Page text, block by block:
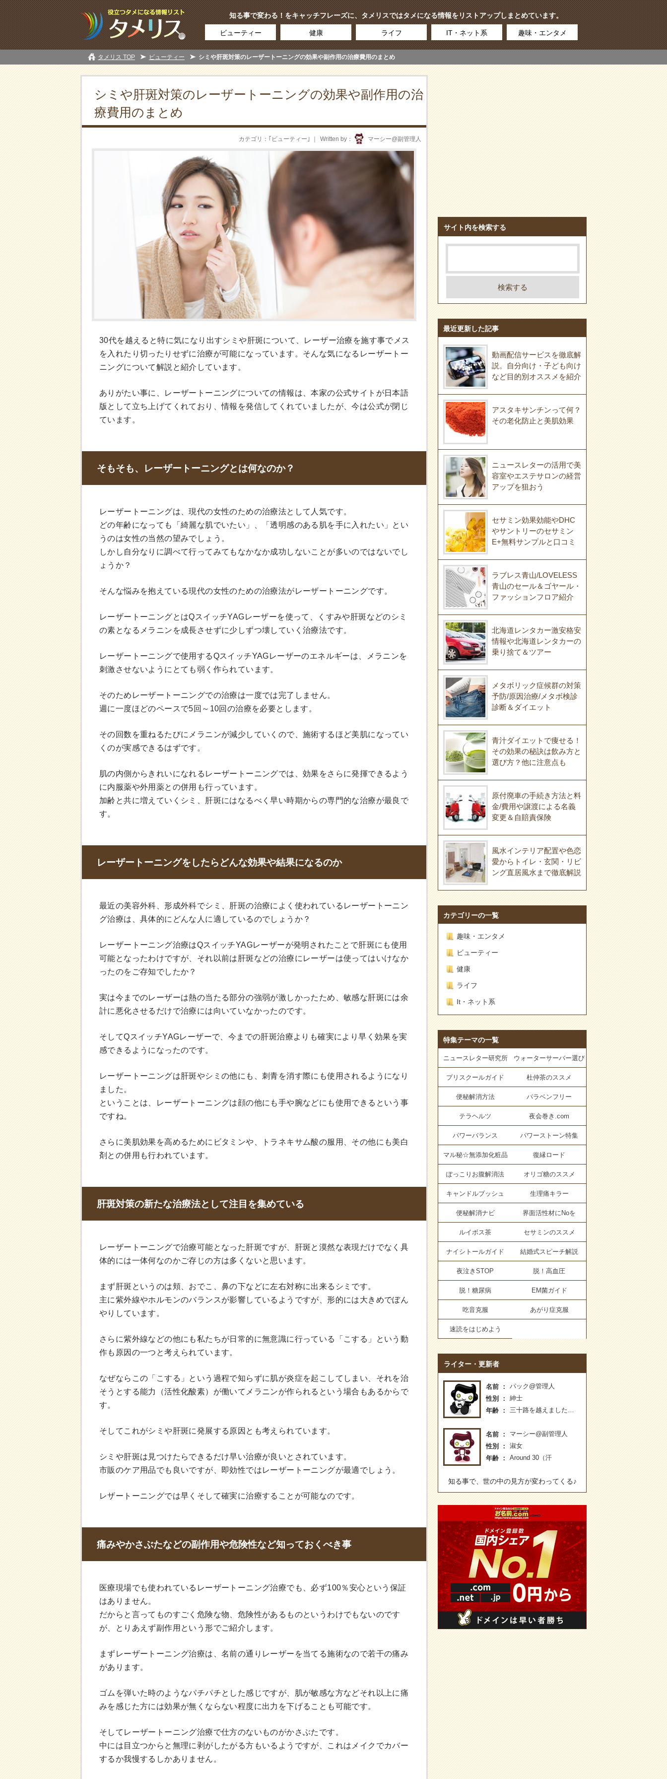
知る事で変わる！をキャッチフレーズに、タメリスではタメになる情報をリストアップしまとめています。
ビューティー 健康 ライフ IT・ネット系 趣味・エンタメ
タメリス TOP ビューティー シミや肝斑対策のレーザートーニングの効果や副作用の治療費用のまとめ
シミや肝斑対策のレーザートーニングの効果や副作用の治
療費用のまとめ
Written by マーシー@副管理人
カテゴリ ｢ ビューティー ｣
30代を越えると特に気になり出すシミや肝斑について、レーザー治療を施す事でメス
を入れたり切ったりせずに治療が可能になっています。そんな気になるレーザートー
ニングについて解説と紹介しています。
ありがたい事に、レーザートーニングについての情報は、本家の公式サイトが日本語
版として立ち上げてくれており、情報を発信してくれていましたが、今は公式が閉じ
ています。
そもそも、レーザートーニングとは何なのか？
レーザートーニングは、現代の女性のための治療法として人気です。
どの年齢になっても「綺麗な肌でいたい」、「透明感のある肌を手に入れたい」とい
うのは女性の当然の望みでしょう。
しかし自分なりに調べて行ってみてもなかなか成功しないことが多いのではないでし
ょうか？
そんな悩みを抱えている現代の女性のための治療法がレーザートーニングです。
レーザートーニングとはQスイッチYAGレーザーを使って、くすみや肝斑などのシミ
の素となるメラニンを成長させずに少しずつ壊していく治療法です。
レーザートーニングで使用するQスイッチYAGレーザーのエネルギーは、メラニンを
刺激させないようにとても弱く作られています。
そのためレーザートーニングでの治療は一度では完了しません。
週に一度ほどのペースで5回～10回の治療を必要とします。
その回数を重ねるたびにメラニンが減少していくので、施術するほど美肌になってい
くのが実感できるはずです。
肌の内側からきれいになれるレーザートーニングでは、効果をさらに発揮できるよう
に内服薬や外用薬との併用も行っています。
加齢と共に増えていくシミ、肝斑にはなるべく早い時期からの専門的な治療が最良で
す。
レーザートーニングをしたらどんな効果や結果になるのか
最近の美容外科、形成外科でシミ、肝斑の治療によく使われているレーザートーニン
グ治療は、具体的にどんな人に適しているのでしょうか？
レーザートーニング治療はQスイッチYAGレーザーが発明されたことで肝斑にも使用
可能となったわけですが、それ以前は肝斑などの治療にレーザーは使ってはいけなか
ったのをご存知でしたか？
実は今までのレーザーは熱の当たる部分の強弱が激しかったため、敏感な肝斑には余
計に悪化させるだけで治療には向いていなかったのです。
そしてQスイッチYAGレーザーで、今までの肝斑治療よりも確実により早く効果を実
感できるようになったのです。
レーザートーニングは肝斑やシミの他にも、刺青を消す際にも使用されるようになり
ました。
ということは、レーザートーニングは顔の他にも手や腕などにも使用できるという事
ですね。
さらに美肌効果を高めるためにビタミンや、トラネキサム酸の服用、その他にも美白
剤との併用も行われています。
肝斑対策の新たな治療法として注目を集めている
レーザートーニングで治療可能となった肝斑ですが、肝斑と漠然な表現だけでなく具
体的には一体何なのかご存じの方は多くないと思います。
まず肝斑というのは頬、おでこ、鼻の下などに左右対称に出来るシミです。
主に紫外線やホルモンのバランスが影響しているようですが、形的には大きめでぼん
やりしています。
さらに紫外線などの他にも私たちが日常的に無意識に行っている「こする」という動
作も原因の一つと考えられています。
なぜならこの「こする」という過程で知らずに肌が炎症を起こしてしまい、それを治
そうとする能力（活性化酸素）が働いてメラニンが作られるという場合もあるからで
す。
そしてこれがシミや肝斑に発展する原因とも考えられています。
シミや肝斑は見つけたらできるだけ早い治療が良いとされています。
市販のケア用品でも良いですが、即効性ではレーザートーニングが最適でしょう。
レザートーニングでは早くそして確実に治療することが可能なのです。
痛みやかさぶたなどの副作用や危険性など知っておくべき事
医療現場でも使われているレーザートーニング治療でも、必ず100％安心という保証
はありません。
だからと言ってものすごく危険な物、危険性があるものというわけでもないのです
が、とりあえず副作用という形でご紹介します。
まずレーザートーニング治療は、名前の通りレーザーを当てる施術なので若干の痛み
があります。
ゴムを弾いた時のようなパチパチとした感じですが、肌が敏感な方などそれ以上に痛
みを感じた方には効果が無くならない程度に出力を下げることも可能です。
そしてレーザートーニング治療で仕方のないものがかさぶたです。
中には目立つからと無理に剥がしたがる方もいるようですが、これはメイクでカバー
するか我慢するしかありません。
サイト内を検索する
最近更新した記事
動画配信サービスを徹底解
説。自分向け・子ども向け
など目的別オススメを紹介
アスタキサンチンって何？
その老化防止と美肌効果
ニュースレターの活用で美
容室やエステサロンの経営
アップを狙おう
セサミン効果効能やDHC
やサントリーのセサミン
E+無料サンプルと口コミ
ラブレス青山/LOVELESS
青山のセール＆ゴヤール・
ファッションフロア紹介
北海道レンタカー激安格安
情報や北海道レンタカーの
乗り捨て＆ツアー
メタボリック症候群の対策
予防/原因治療/メタボ検診
診断＆ダイエット
青汁ダイエットで痩せる！
その効果の秘訣は飲み方と
選び方？他に注意点も
原付廃車の手続き方法と料
金/費用や譲渡による名義
変更＆自賠責保険
風水インテリア配置や色恋
愛からトイレ・玄関・リビ
ング直居風水まで徹底解説
カテゴリーの一覧
趣味・エンタメ
ビューティー
健康
ライフ
It・ネット系
特集テーマの一覧
ニュースレター研究所 ウォーターサーバー選び
プリスクールガイド 杜仲茶のススメ
便秘解消方法 パラベンフリー
テラヘルツ 夜会巻き.com
パワーバランス パワーストーン特集
マル秘☆無添加化粧品 復縁ロード
ぽっこりお腹解消法 オリゴ糖のススメ
キャンドルブッシュ 生理痛キラー
便秘解消ナビ 界面活性材にNoを
ルイボス茶 セサミンのススメ
ナイシトールガイド 結婚式スピーチ解説
夜泣きSTOP 脱！高血圧
脱！糖尿病 EM菌ガイド
吃音克服 あがり症克服
速読をはじめよう
ライター・更新者
名前
パック@管理人
性別
紳士
年齢
三十路を越えました…
名前
マーシー@副管理人
性別
淑女
年齢
Around 30（汗
知る事で、世の中の見方が変わってくる♪